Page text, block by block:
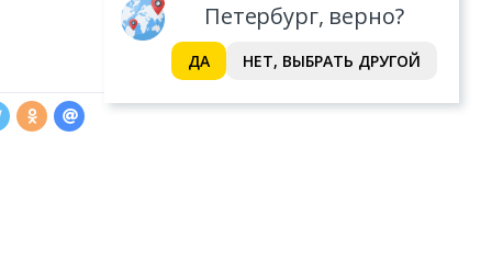
Петербург, верно?
ДА НЕТ, ВЫБРАТЬ ДРУГОЙ